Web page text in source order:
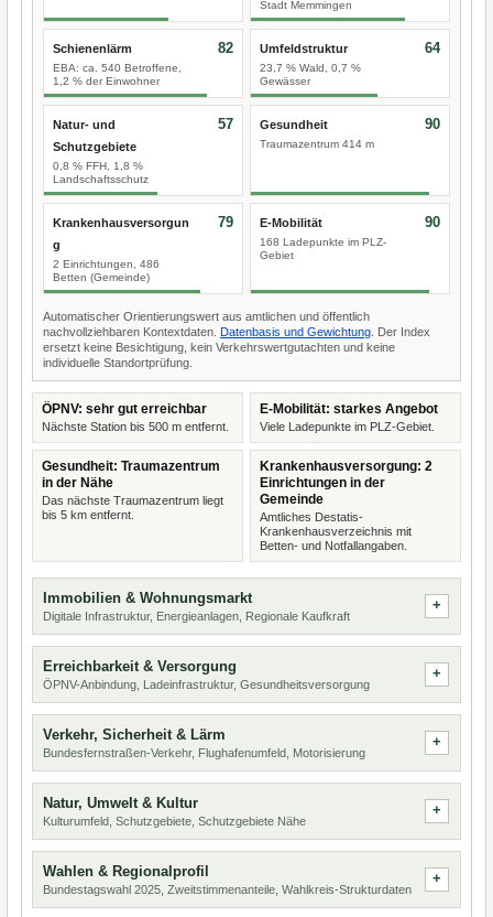
Stadt Memmingen
Schienenlärm
EBA: ca. 540 Betroffene,
1,2 % der Einwohner
82 Umfeldstruktur
23,7 % Wald, 0,7 %
Gewässer
64
Natur- und
Schutzgebiete
0,8 % FFH, 1,8 %
Landschaftsschutz
57 Gesundheit
Traumazentrum 414 m
90
Krankenhausversorgun
g
2 Einrichtungen, 486
Betten (Gemeinde)
79 E-Mobilität
168 Ladepunkte im PLZ-
Gebiet
90
Automatischer Orientierungswert aus amtlichen und öffentlich
nachvollziehbaren Kontextdaten. Datenbasis und Gewichtung . Der Index
ersetzt keine Besichtigung, kein Verkehrswertgutachten und keine
individuelle Standortprüfung.
ÖPNV: sehr gut erreichbar
Nächste Station bis 500 m entfernt.
E-Mobilität: starkes Angebot
Viele Ladepunkte im PLZ-Gebiet.
Gesundheit: Traumazentrum
in der Nähe
Das nächste Traumazentrum liegt
bis 5 km entfernt.
Krankenhausversorgung: 2
Einrichtungen in der
Gemeinde
Amtliches Destatis-
Krankenhausverzeichnis mit
Betten- und Notfallangaben.
Immobilien & Wohnungsmarkt
Digitale Infrastruktur, Energieanlagen, Regionale Kaufkraft
Erreichbarkeit & Versorgung
ÖPNV-Anbindung, Ladeinfrastruktur, Gesundheitsversorgung
Verkehr, Sicherheit & Lärm
Bundesfernstraßen-Verkehr, Flughafenumfeld, Motorisierung
Natur, Umwelt & Kultur
Kulturumfeld, Schutzgebiete, Schutzgebiete Nähe
Wahlen & Regionalprofil
Bundestagswahl 2025, Zweitstimmenanteile, Wahlkreis-Strukturdaten